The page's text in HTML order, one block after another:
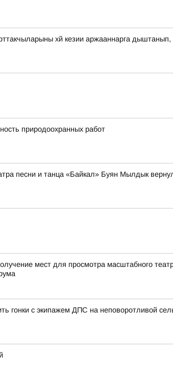
хй кезии аржааннарга
природоохранных работ
песни и танца «Байкал» Буян Мылдык
мест для просмотра масштабного
гонки с экипажем ДПС на неповоротливой